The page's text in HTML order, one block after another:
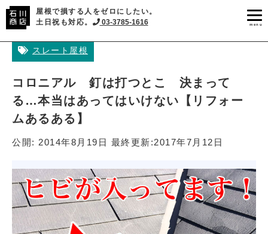
屋根で損する人をゼロにしたい。
土日祝も対応。
03-3785-1616 menu
スレート屋根
コロニアル 釘は打つとこ 決まって
る…本当はあってはいけない【リフォー
ムあるある】
公開: 2014年8月19日 最終更新:2017年7月12日